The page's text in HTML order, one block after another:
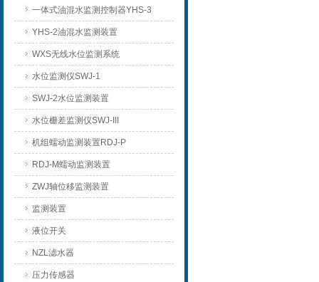
一体式油混水监测控制器YHS-3
YHS-2油混水监测装置
WXS无线水位监测系统
水位监测仪SWJ-1
SWJ-2水位监测装置
水位栅差监测仪SWJ-III
机组蠕动监测装置RDJ-P
RDJ-M蠕动监测装置
ZWJ轴位移监测装置
监测装置
液位开关
NZL滤水器
压力传感器